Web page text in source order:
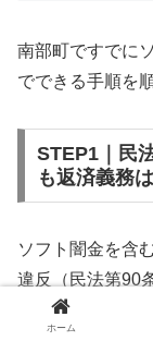
南部町ですでに
でできる手順を
STEP1｜民
も返済義務は
ソフト闇金を含
違反（民法第90
に該当するため
ホーム